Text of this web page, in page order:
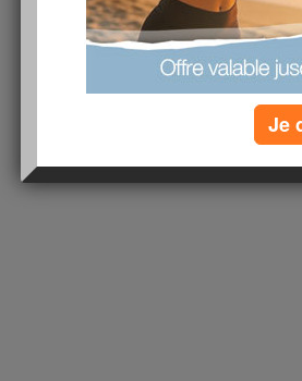
1 - 1 de 1 « ‹ Préc. 1 Suiv. › »
Je